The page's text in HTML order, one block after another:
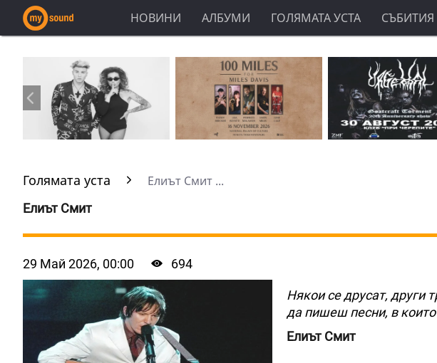
НОВИНИ АЛБУМИ ГОЛЯМАТА УСТА СЪБИТИЯ
Голямата уста Елиът Смит ...
Елиът Смит
29 Май 2026, 00:00 694
Някои се друсат, други
да пишеш песни, в
Елиът Смит